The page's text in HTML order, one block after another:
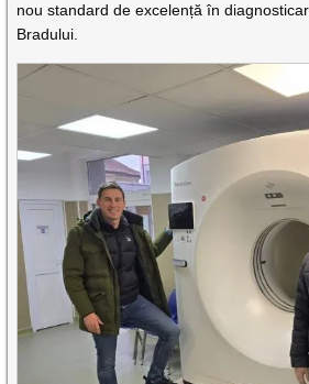
nou standard de excelență în
Bradului.